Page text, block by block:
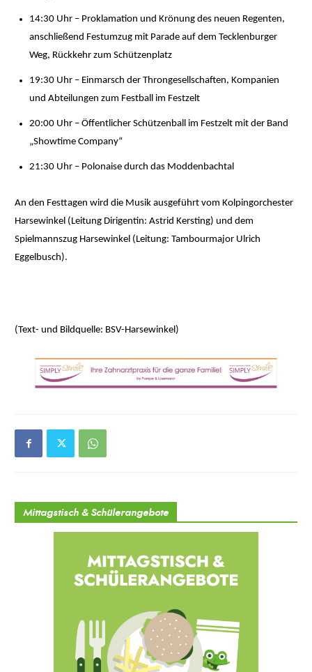
14:30 Uhr – Proklamation und Krönung des neuen Regenten,
anschließend Festumzug mit Parade auf dem Tecklenburger
Weg, Rückkehr zum Schützenplatz
19:30 Uhr – Einmarsch der Throngesellschaften, Kompanien
und Abteilungen zum Festball im Festzelt
20:00 Uhr – Öffentlicher Schützenball im Festzelt mit der Band
„Showtime Company“
21:30 Uhr – Polonaise durch das Moddenbachtal
An den Festtagen wird die Musik ausgeführt vom Kolpingorchester
Harsewinkel (Leitung Dirigentin: Astrid Kersting) und dem
Spielmannszug Harsewinkel (Leitung: Tambourmajor Ulrich
Eggelbusch).
(Text- und Bildquelle: BSV-Harsewinkel)
Mittagstisch & Schülerangebote